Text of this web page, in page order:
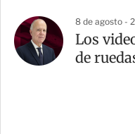
8 de agosto -
Los
de